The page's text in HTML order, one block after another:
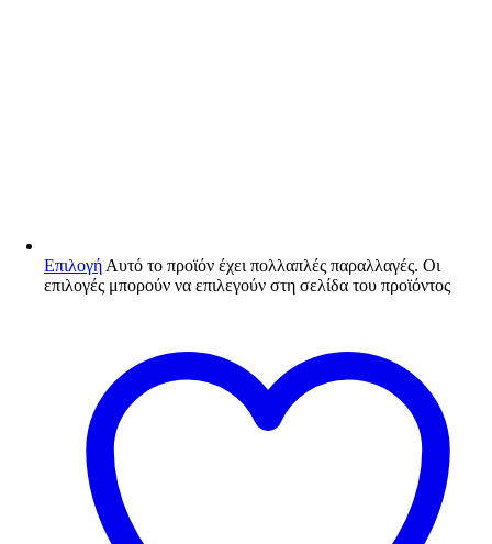
ΕπιλογήΑυτό το προϊόν έχει πολλαπλές παραλλαγές. Οι
επιλογές μπορούν να επιλεγούν στη σελίδα του προϊόντος